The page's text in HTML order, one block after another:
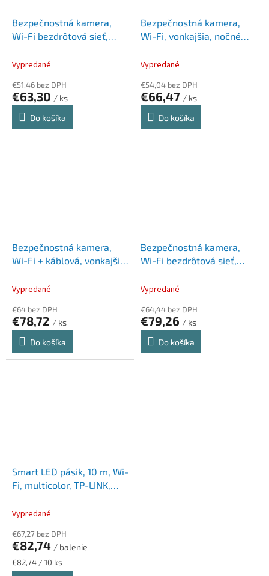
Bezpečnostná kamera,
Wi-Fi bezdrôtová sieť,
TP-LINK "Tapo C510W"
Vypredané
€51,46 bez DPH
€63,30 / ks
Do košíka
Bezpečnostná kamera,
Wi-Fi, vonkajšia, nočné
C310"
Vypredané
€54,04 bez DPH
€66,47 / ks
Do košíka
Bezpečnostná kamera,
Wi-Fi + káblová, vonkajšia,
"Tapo C320WS"
Vypredané
€64 bez DPH
€78,72 / ks
Do košíka
Bezpečnostná kamera,
Wi-Fi bezdrôtová sieť,
TP-LINK "Tapo C200",
Vypredané
€64,44 bez DPH
€79,26 / ks
Do košíka
Smart LED pásik, 10 m, Wi-
Fi, multicolor, TP-LINK,
Vypredané
€67,27 bez DPH
€82,74 / balenie
Jednotková
cena:
€82,74 / 10 ks